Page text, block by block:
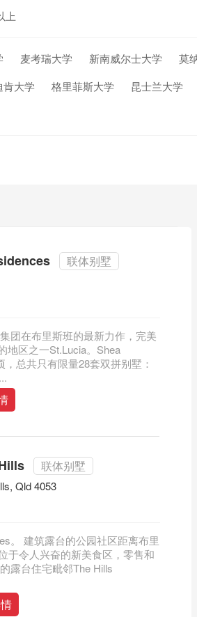
上
麦考瑞大学 新南威尔士大学 莫
肯大学 格里菲斯大学 昆士兰大学
联体别墅
团在布里斯班的最新力作，完美
地区之一St.Lucia。Shea
总共只有限量28套双拼别墅：
联体别墅
Qld 4053
。 建筑露台的公园社区距离布里
于令人兴奋的新美食区，零售和
露台住宅毗邻The Hills